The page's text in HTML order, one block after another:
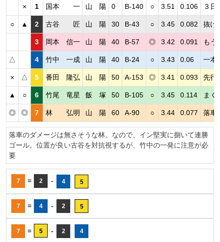
× 1 国本 一 山 陽 0 B-140 ○ 3.51 0.106 ３日
○ ▲ 2 古谷 匠 山 陽 30 B-43 ○ 3.45 0.082 抜け
3 岡本 信一 山 陽 40 B-57 ◎ 3.42 0.091 もう
△ 4 竹中 一成 山 陽 40 B-24 ○ 3.43 0.06 一本
× △ 5 番田 隆弘 山 陽 50 A-153 ◎ 3.41 0.093 先行
▲ ○ 6 竹尾 竜星 飯 塚 50 B-105 ○ 3.45 0.114 まく
◎ ◎ 7 林 弘明 山 陽 60 A-90 ○ 3.44 0.077 落車
落車のダメージは無さそうな林。なので、イン堅実に捌いて連勝
ゴール。位置が良い古谷を対抗視するが、竹中の一発に注意が必
要
7 = 2 - 4 5
7 = 4 - 2 5
7 = 5 - 2 4